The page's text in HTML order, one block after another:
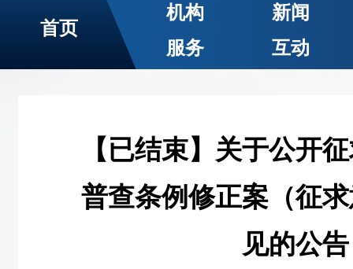
首页
机构
新闻
服务
互动
【已结束】关于公开
普查条例修正案（征
见的公告